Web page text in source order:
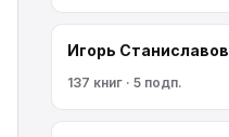
Игорь
137 книг · 5 подп.